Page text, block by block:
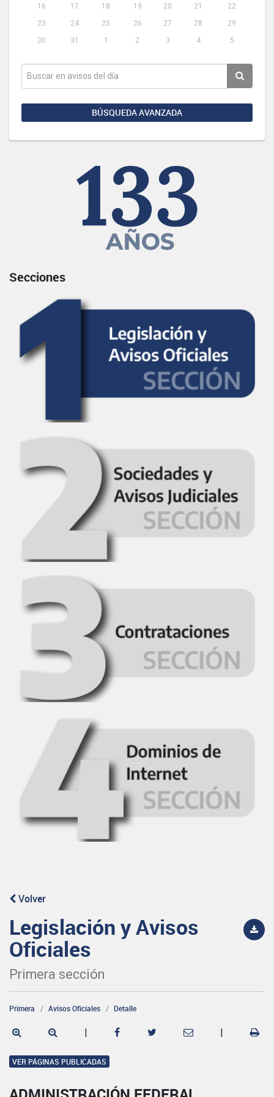
16
17 18 19 20 21
22
23
24 25 26 27 28
29
30
31 1 2 3 4 5
BÚSQUEDA AVANZADA
Secciones
Volver
Legislación y Avisos
Oficiales
Primera sección
Primera Avisos Oficiales Detalle
| |
VER PÁGINAS PUBLICADAS